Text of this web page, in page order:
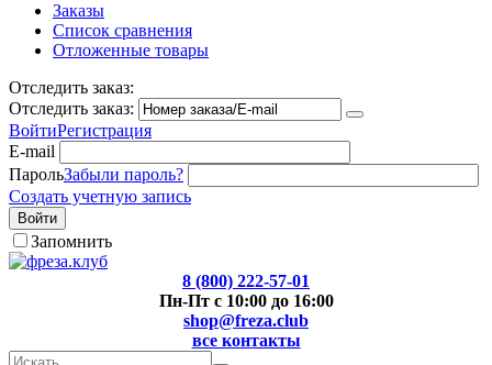
Заказы
Список сравнения
Отложенные товары
Отследить заказ:
Отследить заказ:
ВойтиРегистрация
E-mail
ПарольЗабыли пароль?
Создать учетную запись
Войти
Запомнить
8 (800) 222-57-01
Пн-Пт с 10:00 до 16:00
shop@freza.club
все контакты